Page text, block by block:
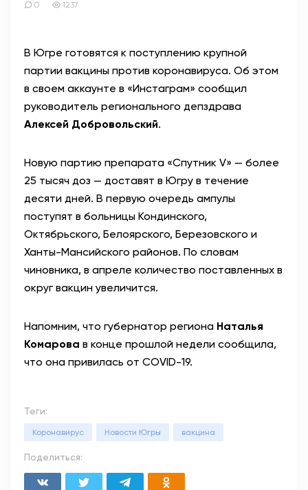
0 1237
В Югре готовятся к поступлению крупной
партии вакцины против коронавируса. Об этом
в своем аккаунте в «Инстаграм» сообщил
руководитель регионального депздрава
Алексей Добровольский.
Новую партию препарата «Спутник V» — более
25 тысяч доз — доставят в Югру в течение
десяти дней. В первую очередь ампулы
поступят в больницы Кондинского,
Октябрьского, Белоярского, Березовского и
Ханты-Мансийского районов. По словам
чиновника, в апреле количество поставленных в
округ вакцин увеличится.
Напомним, что губернатор региона Наталья
Комарова в конце прошлой недели сообщила,
что она привилась от COVID-19.
Теги:
Коронавирус Новости Югры вакцина
Поделиться: